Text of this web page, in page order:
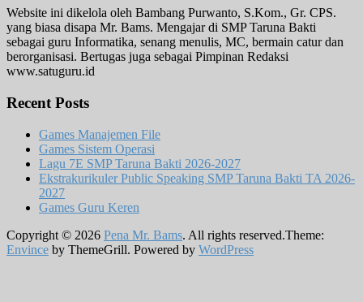
Website ini dikelola oleh Bambang Purwanto, S.Kom., Gr. CPS.
yang biasa disapa Mr. Bams. Mengajar di SMP Taruna Bakti
sebagai guru Informatika, senang menulis, MC, bermain catur dan
berorganisasi. Bertugas juga sebagai Pimpinan Redaksi
www.satuguru.id
Recent Posts
Games Manajemen File
Games Sistem Operasi
Lagu 7E SMP Taruna Bakti 2026-2027
Ekstrakurikuler Public Speaking SMP Taruna Bakti TA 2026-
2027
Games Guru Keren
Copyright © 2026 Pena Mr. Bams. All rights reserved.Theme:
Envince by ThemeGrill. Powered by WordPress